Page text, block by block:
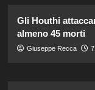
Gli Houthi
almeno 45 morti
Giuseppe Recca